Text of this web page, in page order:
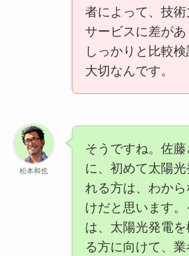
者によって、技
サービスに差があ
しっかりと比較
大切なんです。
松本和也
そうですね。佐藤
に、初めて太陽光
れる方は、わから
けだと思います。
は、太陽光発電
る方に向けて、